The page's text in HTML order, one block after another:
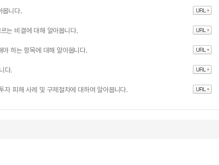
봅니다.
는 비결에 대해 알아봅니다.
하는 항목에 대해 알아봅니다.
다.
자 피해 사례 및 구제절차에 대하여 알아봅니다.